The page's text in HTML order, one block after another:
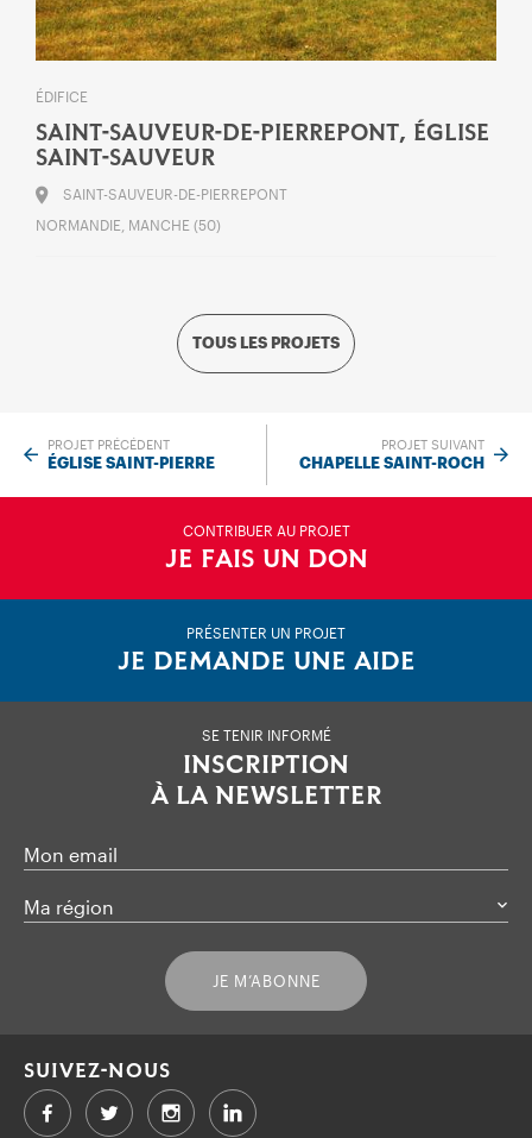
TOUS LES PROJETS
ÉDIFICE
SAINT-SAUVEUR-DE-PIERREPONT, ÉGLISE
SAINT-SAUVEUR
SAINT-SAUVEUR-DE-PIERREPONT
NORMANDIE, MANCHE (50)
PROJET PRÉCÉDENT
ÉGLISE SAINT-PIERRE
PROJET SUIVANT
CHAPELLE SAINT-ROCH
CONTRIBUER AU PROJET
JE FAIS UN DON
PRÉSENTER UN PROJET
JE DEMANDE UNE AIDE
SE TENIR INFORMÉ
INSCRIPTION
À LA NEWSLETTER
Mon email
Ma région
JE M’ABONNE
SUIVEZ-NOUS
FacebookTwitter LinkedIn